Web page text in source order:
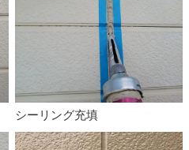
シーリング充填